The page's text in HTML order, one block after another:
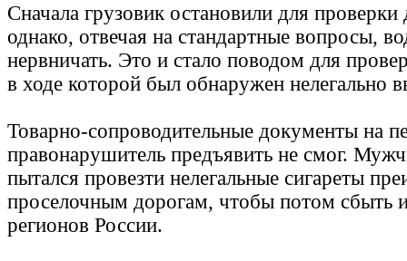
Сначала грузовик остановили для
однако, отвечая на стандартные вопросы,
нервничать. Это и стало поводом для
в ходе которой был обнаружен нелегально
Товарно-сопроводительные документы на
правонарушитель предъявить не смог.
пытался провезти нелегальные сигареты
проселочным дорогам, чтобы потом сбыть
регионов России.